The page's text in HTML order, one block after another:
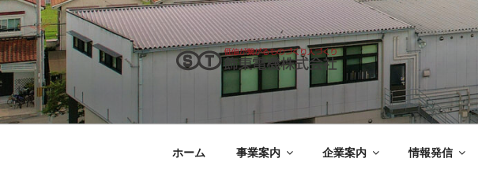
コ
ン
テ
ン
ツ
へ
ス
飾東電機株式会社
兵庫県姫路市で創業から半世紀、機器組み立て等の
ホーム 事業案内 企業案内 情報発信